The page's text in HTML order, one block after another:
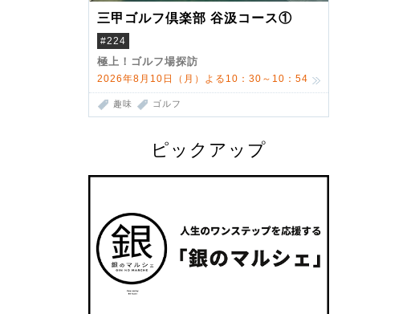
三甲ゴルフ倶楽部 谷汲コース①
#224
極上！ゴルフ場探訪
2026年8月10日（月）よる10：30～10：54
趣味 ゴルフ
ピックアップ